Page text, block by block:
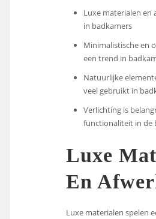
Luxe materialen en
in badkamers
Minimalistische en
een trend in
Natuurlijke
veel gebruikt in
Verlichting is
functionaliteit in de
Luxe
En
Luxe materialen spelen